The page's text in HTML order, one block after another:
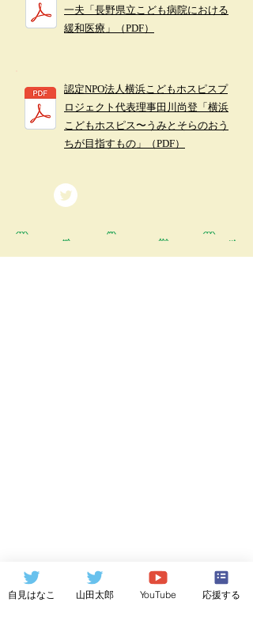
一夫「長野県立こども病院における
緩和医療」（PDF）
認定NPO法人横浜こどもホスピスプ
ロジェクト代表理事田川尚登「横浜
こどもホスピス〜うみとそらのおう
ちが目指すもの」（PDF）
自見はなこ 山田太郎 YouTube 応援する